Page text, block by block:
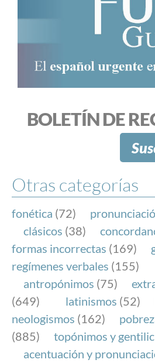
BOLETÍN DE
Otras categorías
fonética (72)
clásicos (38)
formas incorrectas (169)
regímenes verbales (155)
antropónimos (75)
(649)
latinismos (52)
neologismos (162)
(885)
topónimos y
acentuación y